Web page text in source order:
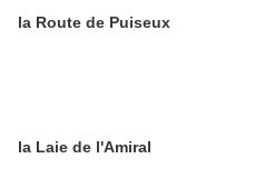
la Route de Puiseux
la Laie de l'Amiral